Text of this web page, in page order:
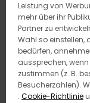
Leistung von
mehr über ihr
Partner zu
Wahl so einstellen,
bedürfen,
aussprechen,
zustimmen (z. B.
Besucherzahlen).
: Cookie-Richtlinie